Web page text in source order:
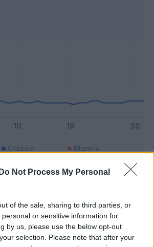
Do Not Process My Personal
of the sale, sharing to third parties, or
or sensitive information for
by us, please use the below opt-out
selection. Please note that after your
Classic Mantra
Titolare
Entrato 5 - 13
Squalificato